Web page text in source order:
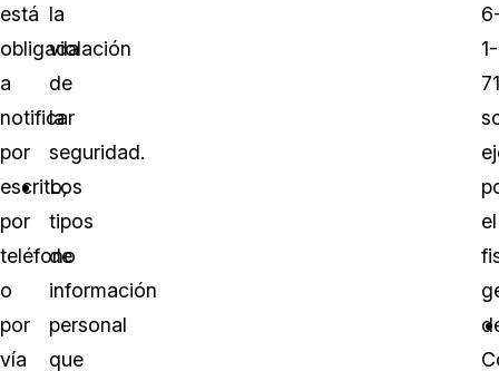
está
obligada
a
notificar
por
escrito,
por
teléfono
o
por
vía
la
violación
de
la
seguridad.
Los
tipos
de
información
personal
que
1-
el